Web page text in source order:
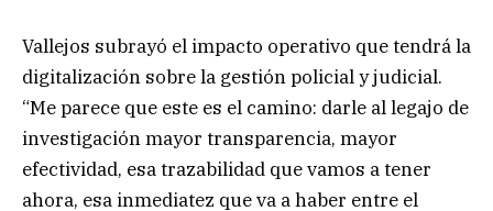
Vallejos subrayó el impacto operativo que tendrá la
digitalización sobre la gestión policial y judicial.
“Me parece que este es el camino: darle al legajo de
investigación mayor transparencia, mayor
efectividad, esa trazabilidad que vamos a tener
ahora, esa inmediatez que va a haber entre el